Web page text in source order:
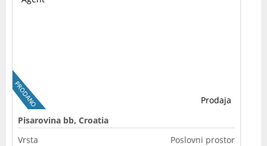
Prodaja
Pisarovina bb, Croatia
Vrsta
Poslovni prostor